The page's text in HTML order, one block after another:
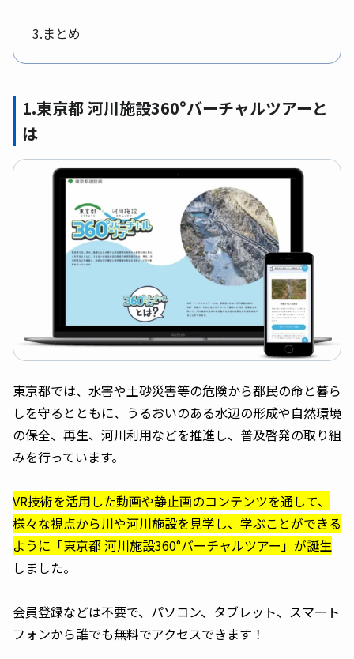
3.まとめ
1.東京都 河川施設360°バーチャルツアーと
は
東京都では、水害や土砂災害等の危険から都民の命と暮ら
しを守るとともに、うるおいのある水辺の形成や自然環境
の保全、再生、河川利用などを推進し、普及啓発の取り組
みを行っています。
VR技術を活用した動画や静止画のコンテンツを通して、
様々な視点から川や河川施設を見学し、学ぶことができる
ように「東京都 河川施設360°バーチャルツアー」が誕生
しました。
会員登録などは不要で、パソコン、タブレット、スマート
フォンから誰でも無料でアクセスできます！